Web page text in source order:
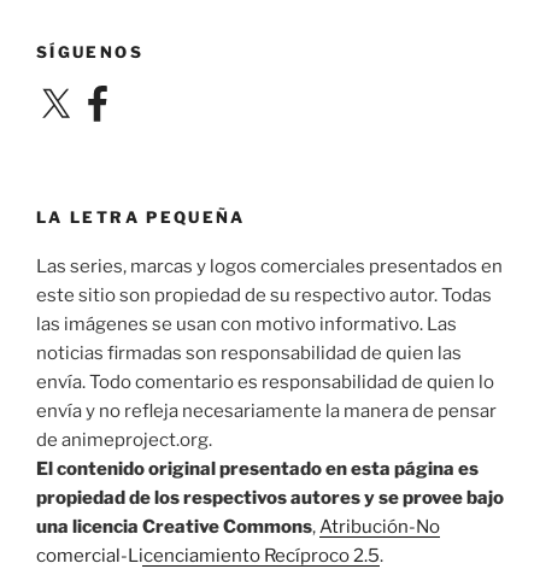
SÍGUENOS
X Facebook
LA LETRA PEQUEÑA
Las series, marcas y logos comerciales presentados en
este sitio son propiedad de su respectivo autor. Todas
las imágenes se usan con motivo informativo. Las
noticias firmadas son responsabilidad de quien las
envía. Todo comentario es responsabilidad de quien lo
envía y no refleja necesariamente la manera de pensar
de animeproject.org.
El contenido original presentado en esta página es
propiedad de los respectivos autores y se provee bajo
una licencia Creative Commons,Atribución-No
comercial-Licenciamiento Recíproco 2.5.